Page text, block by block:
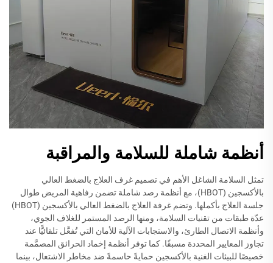
أنظمة شاملة للسلامة والمراقبة
تمثل السلامة الشاغل الأهم في تصميم غرف العلاج بالضغط العالي
بالأكسجين (HBOT)، مع أنظمة رصد شاملة تضمن رفاهية المريض طوال
جلسة العلاج بأكملها. وتضم غرفة العلاج بالضغط العالي بالأكسجين (HBOT)
عدّة طبقات من تقنيات السلامة، ومنها الرصد المستمر للغلاف الجوي،
وأنظمة الاتصال الطارئ، والاستجابات الآلية للأمان التي تُفعَّل تلقائيًّا عند
تجاوز المعايير المحددة مسبقًا. كما توفر أنظمة إخماد الحرائق المصمَّمة
خصيصًا للبيئات الغنية بالأكسجين حمايةً حاسمةً ضد مخاطر الاشتعال، بينما